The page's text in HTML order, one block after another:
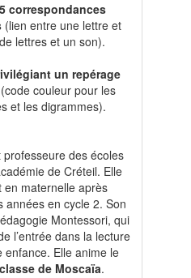
correspondances
(lien entre une lettre et
lettres et un son).
un repérage
(code couleur pour les
et les digrammes).
professeure des écoles
de Créteil. Elle
en maternelle après
années en cycle 2. Son
Montessori, qui
l’entrée dans la lecture
enfance. Elle anime le
de Moscaïa.